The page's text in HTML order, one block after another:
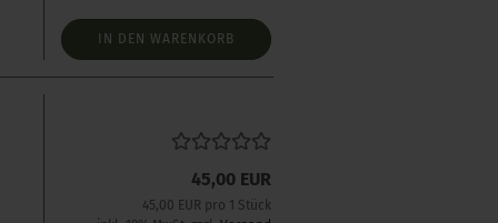
IN DEN WARENKORB
45,00 EUR
45,00 EUR pro 1 Stück